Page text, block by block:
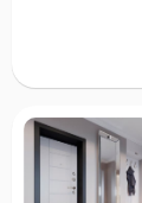
Опишите задачу